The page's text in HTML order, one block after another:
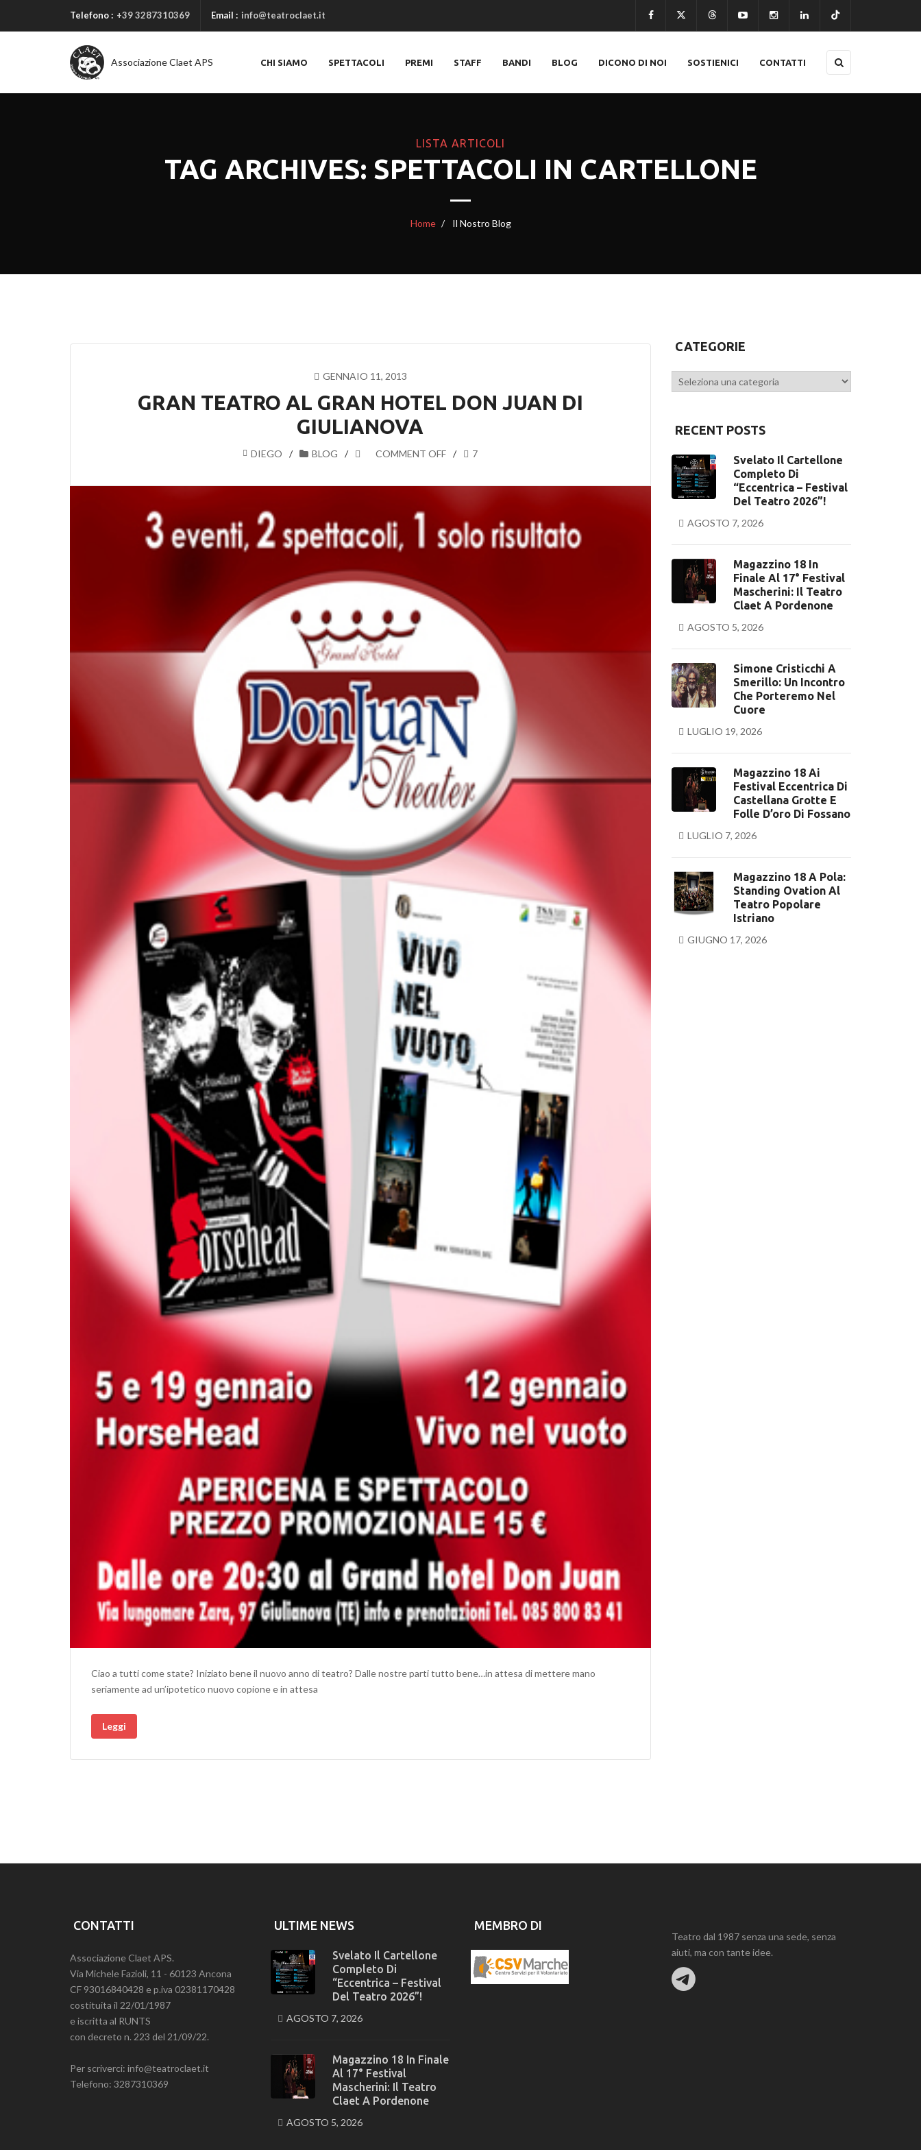
Telefono : +39 3287310369 Email : info@teatroclaet.it
Associazione Claet APS CHI SIAMO SPETTACOLI PREMI STAFF BANDI BLOG DICONO DI NOI SOSTIENICI CONTATTI
LISTA ARTICOLI
TAG ARCHIVES: SPETTACOLI IN CARTELLONE
Home Il Nostro Blog
GENNAIO 11, 2013
GRAN TEATRO AL GRAN HOTEL DON JUAN DI
GIULIANOVA
DIEGO BLOG COMMENT OFF 7
Ciao a tutti come state? Iniziato bene il nuovo anno di teatro? Dalle nostre parti tutto bene…in attesa di mettere mano
seriamente ad un’ipotetico nuovo copione e in attesa
Leggi
CATEGORIE
Categorie
RECENT POSTS
Svelato Il Cartellone
Completo Di
“Eccentrica – Festival
Del Teatro 2026”!
AGOSTO 7, 2026
Magazzino 18 In
Finale Al 17° Festival
Mascherini: Il Teatro
Claet A Pordenone
AGOSTO 5, 2026
Simone Cristicchi A
Smerillo: Un Incontro
Che Porteremo Nel
Cuore
LUGLIO 19, 2026
Magazzino 18 Ai
Festival Eccentrica Di
Castellana Grotte E
Folle D’oro Di Fossano
LUGLIO 7, 2026
Magazzino 18 A Pola:
Standing Ovation Al
Teatro Popolare
Istriano
GIUGNO 17, 2026
CONTATTI
Associazione Claet APS.
Via Michele Fazioli, 11 - 60123 Ancona
CF 93016840428 e p.iva 02381170428
costituita il 22/01/1987
e iscritta al RUNTS
con decreto n. 223 del 21/09/22.
Per scriverci: info@teatroclaet.it
Telefono: 3287310369
ULTIME NEWS
Svelato Il Cartellone
Completo Di
“Eccentrica – Festival
Del Teatro 2026”!
AGOSTO 7, 2026
Magazzino 18 In Finale
Al 17° Festival
Mascherini: Il Teatro
Claet A Pordenone
AGOSTO 5, 2026
MEMBRO DI
Teatro dal 1987 senza una sede, senza
aiuti, ma con tante idee.